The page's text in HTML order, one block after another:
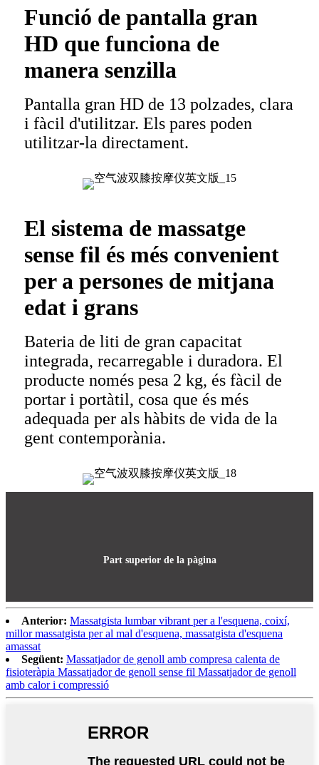
Funció de pantalla gran
HD que funciona de
manera senzilla
Pantalla gran HD de 13 polzades, clara
i fàcil d'utilitzar. Els pares poden
utilitzar-la directament.
El sistema de massatge
sense fil és més convenient
per a persones de mitjana
edat i grans
Bateria de liti de gran capacitat
integrada, recarregable i duradora. El
producte només pesa 2 kg, és fàcil de
portar i portàtil, cosa que és més
adequada per als hàbits de vida de la
gent contemporània.
Part superior de la pàgina
Anterior: Massatgista lumbar vibrant per a l'esquena, coixí,
millor massatgista per al mal d'esquena, massatgista d'esquena
amassat
Següent: Massatjador de genoll amb compresa calenta de
fisioteràpia Massatjador de genoll sense fil Massatjador de genoll
amb calor i compressió